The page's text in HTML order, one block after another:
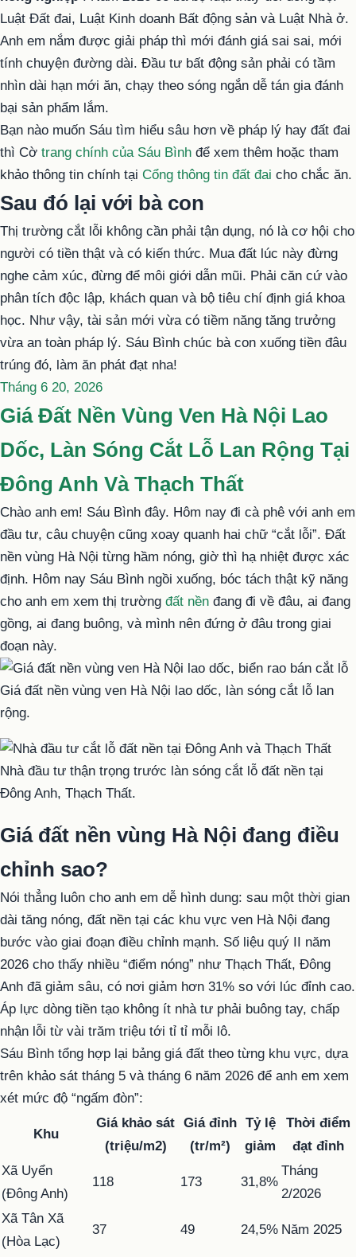
Luật Đất đai, Luật Kinh doanh Bất động sản và Luật Nhà ở.
Anh em nắm được giải pháp thì mới đánh giá sai sai, mới
tính chuyện đường dài. Đầu tư bất động sản phải có tầm
nhìn dài hạn mới ăn, chạy theo sóng ngắn dễ tán gia đánh
bại sản phẩm lắm.
Bạn nào muốn Sáu tìm hiểu sâu hơn về pháp lý hay đất đai
thì Cờ trang chính của Sáu Bình để xem thêm hoặc tham
khảo thông tin chính tại Cổng thông tin đất đai cho chắc ăn.
Sau đó lại với bà con
Thị trường cắt lỗi không cần phải tận dụng, nó là cơ hội cho
người có tiền thật và có kiến thức. Mua đất lúc này đừng
nghe cảm xúc, đừng để môi giới dẫn mũi. Phải căn cứ vào
phân tích độc lập, khách quan và bộ tiêu chí định giá khoa
học. Như vậy, tài sản mới vừa có tiềm năng tăng trưởng
vừa an toàn pháp lý. Sáu Bình chúc bà con xuống tiền đâu
trúng đó, làm ăn phát đạt nha!
Đăng
trong
Tháng 6 20, 2026
Giá Đất Nền Vùng Ven Hà Nội Lao
Dốc, Làn Sóng Cắt Lỗ Lan Rộng Tại
Đông Anh Và Thạch Thất
Chào anh em! Sáu Bình đây. Hôm nay đi cà phê với anh em
đầu tư, câu chuyện cũng xoay quanh hai chữ “cắt lỗi”. Đất
nền vùng Hà Nội từng hầm nóng, giờ thì hạ nhiệt được xác
định. Hôm nay Sáu Bình ngồi xuống, bóc tách thật kỹ năng
cho anh em xem thị trường đất nền đang đi về đâu, ai đang
gồng, ai đang buông, và mình nên đứng ở đâu trong giai
đoạn này.
Giá đất nền vùng ven Hà Nội lao dốc, làn sóng cắt lỗ lan
rộng.
Nhà đầu tư thận trọng trước làn sóng cắt lỗ đất nền tại
Đông Anh, Thạch Thất.
Giá đất nền vùng Hà Nội đang điều
chỉnh sao?
Nói thẳng luôn cho anh em dễ hình dung: sau một thời gian
dài tăng nóng, đất nền tại các khu vực ven Hà Nội đang
bước vào giai đoạn điều chỉnh mạnh. Số liệu quý II năm
2026 cho thấy nhiều “điểm nóng” như Thạch Thất, Đông
Anh đã giảm sâu, có nơi giảm hơn 31% so với lúc đỉnh cao.
Áp lực dòng tiền tạo không ít nhà tư phải buông tay, chấp
nhận lỗi từ vài trăm triệu tới tỉ tỉ mỗi lô.
Sáu Bình tổng hợp lại bảng giá đất theo từng khu vực, dựa
trên khảo sát tháng 5 và tháng 6 năm 2026 để anh em xem
xét mức độ “ngấm đòn”:
Khu
Giá khảo sát
(triệu/m2)
Giá đỉnh
(tr/m²)
Tỷ lệ
giảm
Thời điểm
đạt đỉnh
Xã Uyển
(Đông Anh)
118 173 31,8%
Tháng
2/2026
Xã Tân Xã
(Hòa Lạc)
37 49 24,5% Năm 2025